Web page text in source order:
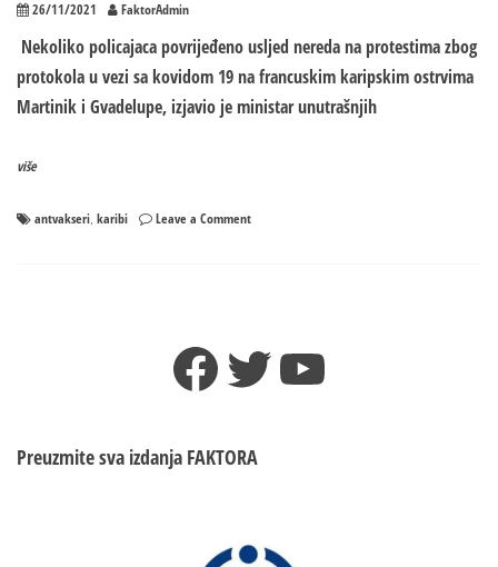
26/11/2021 FaktorAdmin
Nekoliko policajaca povrijeđeno usljed nereda na protestima zbog
protokola u vezi sa kovidom 19 na francuskim karipskim ostrvima
Martinik i Gvadelupe, izjavio je ministar unutrašnjih
više
antvakseri karibi Leave a Commenton
Facebook
TwitterYouTube
Preuzmite sva izdanja FAKTORA